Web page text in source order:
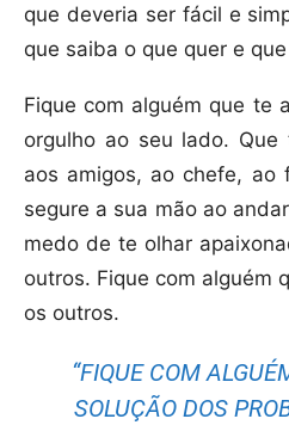
que deveria ser fácil e
que saiba o que quer e
Fique com alguém que te
orgulho ao seu lado.
aos amigos, ao chefe, ao
segure a sua mão ao
medo de te olhar
outros. Fique com alguém
os outros.
“FIQUE COM
SOLUÇÃO DOS